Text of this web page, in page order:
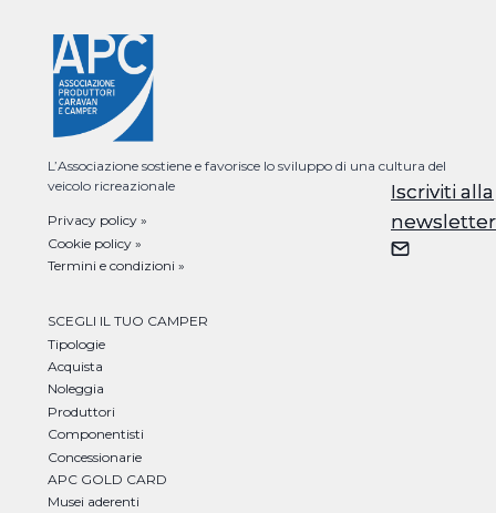
Iscriviti alla
newsletter
L’Associazione sostiene e favorisce lo sviluppo di una cultura del
veicolo ricreazionale
Privacy policy »
Cookie policy »
Termini e condizioni »
SCEGLI IL TUO CAMPER
Tipologie
Acquista
Noleggia
Produttori
Componentisti
Concessionarie
APC GOLD CARD
Musei aderenti
Iscriviti alla
newsletter